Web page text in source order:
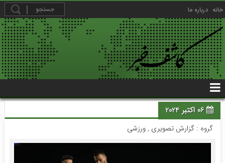
خانه درباره ما
06 اکتبر 2024
گروه :گزارش تصویری ,ورزشی